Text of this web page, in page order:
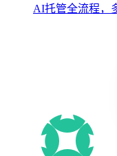
AI托管全流程，